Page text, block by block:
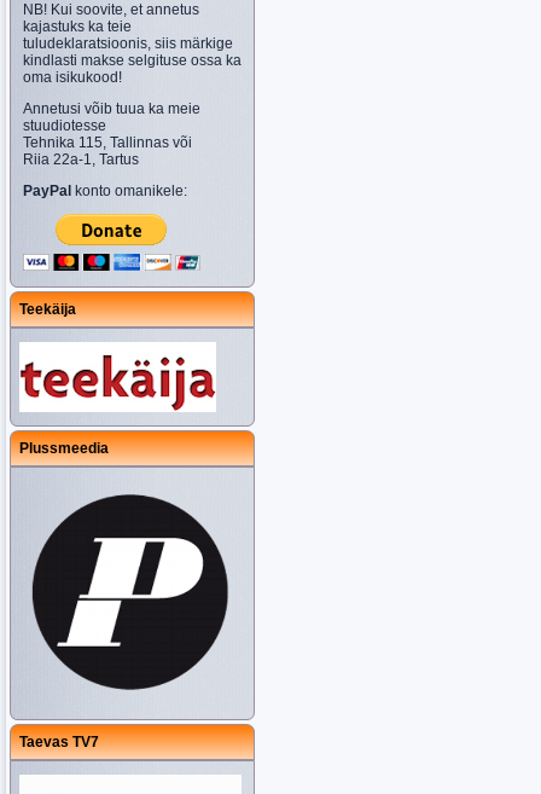
NB! Kui soovite, et annetus
kajastuks ka teie
tuludeklaratsioonis, siis märkige
kindlasti makse selgituse ossa ka
oma isikukood!
Annetusi võib tuua ka meie
stuudiotesse
Tehnika 115, Tallinnas või
Riia 22a-1, Tartus
PayPal konto omanikele:
Teekäija
Plussmeedia
Taevas TV7